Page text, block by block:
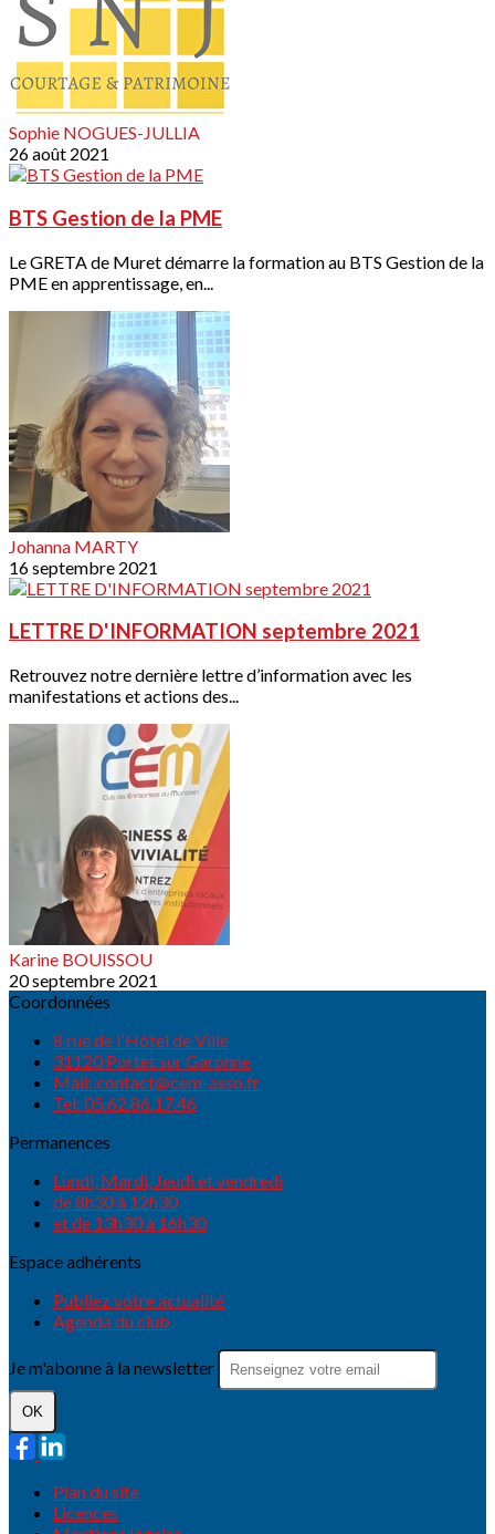
Sophie NOGUES-JULLIA
26 août 2021
BTS Gestion de la PME
Le GRETA de Muret démarre la formation au BTS Gestion de la
PME en apprentissage, en...
Johanna MARTY
16 septembre 2021
LETTRE D'INFORMATION septembre 2021
Retrouvez notre dernière lettre d’information avec les
manifestations et actions des...
Karine BOUISSOU
20 septembre 2021
Coordonnées
8 rue de l'Hôtel de Ville
31120 Portet sur Garonne
Mail: contact@cem-asso.fr
Tel: 05.62.86.17.46
Permanences
Lundi, Mardi, Jeudi et vendredi
de 8h30 à 12h30
et de 13h30 à 16h30
Espace adhérents
Publiez votre actualité
Agenda du club
Je m'abonne à la newsletter
OK
Plan du site
Licences